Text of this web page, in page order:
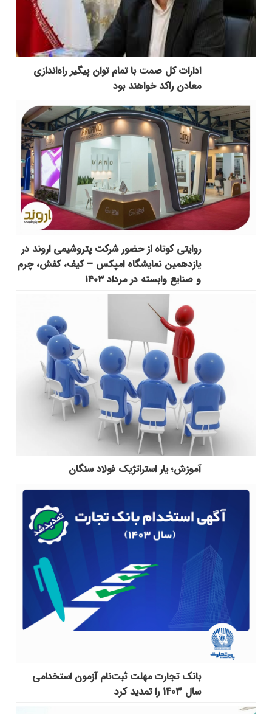
ادارات کل صمت با تمام توان پیگیر راه‌اندازی
معادن راکد خواهند بود
روایتی کوتاه از حضور شرکت پتروشیمی اروند در
یازدهمین نمایشگاه امپکس‌ – کیف، کفش، چرم
و صنایع وابسته در مرداد ۱۴۰۳
آموزش؛ یار استراتژیک فولاد سنگان
بانک تجارت مهلت ثبت‌نام آزمون استخدامی
سال 1403 را تمدید کرد